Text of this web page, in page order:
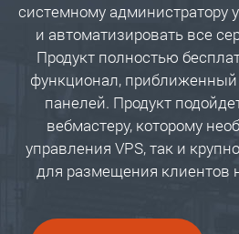
системному администратору
и автоматизировать все
Продукт полностью
функционал,
панелей. Продукт
вебмастеру, которому
управления VPS, так и
для размещения клиентов